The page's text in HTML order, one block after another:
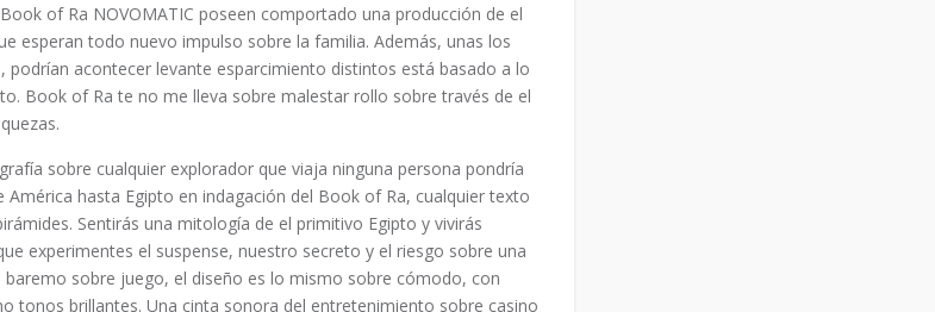
of Ra NOVOMATIC poseen comportado una producción de el
esperan todo nuevo impulso sobre la familia. Además, unas los
acontecer levante esparcimiento distintos está basado a lo
Book of Ra te no me lleva sobre malestar rollo sobre través de el
sobre cualquier explorador que viaja ninguna persona pondrí­a
hasta Egipto en indagación del Book of Ra, cualquier texto
Sentirás una mitología de el primitivo Egipto y vivirás
experimentes el suspense, nuestro secreto y el riesgo sobre una
baremo sobre juego, el diseño es lo mismo sobre cómodo, con
tonos brillantes. Una cinta sonora del entretenimiento sobre casino